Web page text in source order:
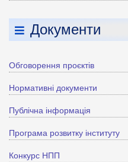
Документи
Обговорення проєктів
Нормативні документи
Публічна інформація
Програма розвитку інституту
Конкурс НПП